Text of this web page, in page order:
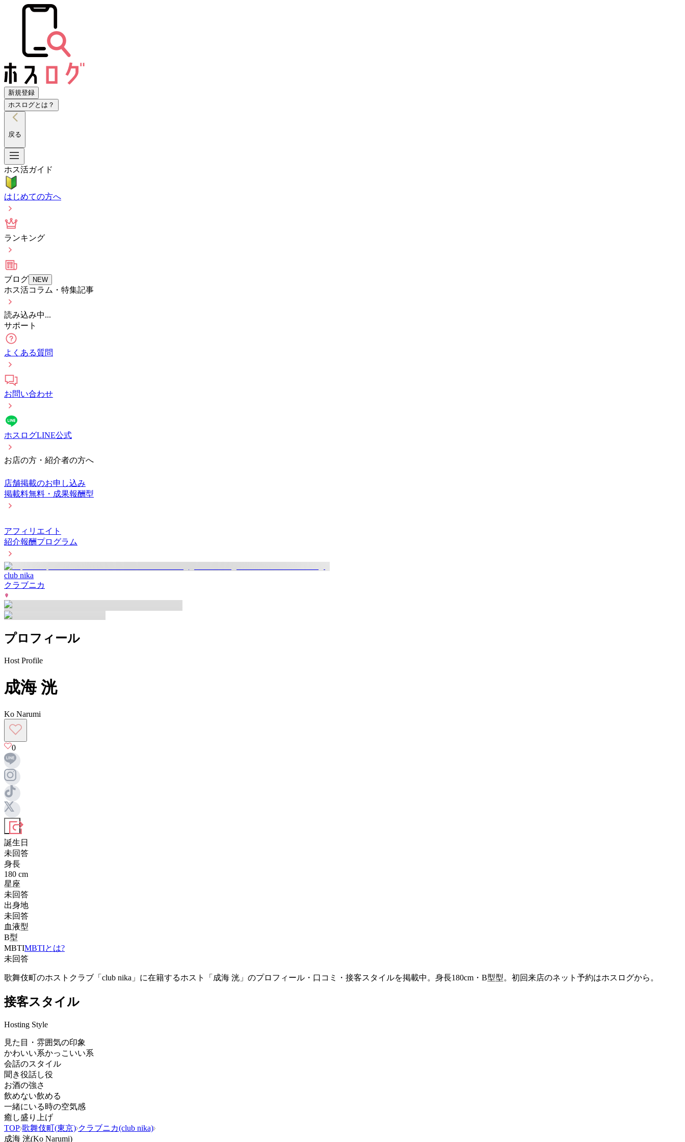
新規登録
ホスログとは？
戻る
ホス活ガイド
はじめての方へ
ランキング
ブログ NEW
ホス活コラム・特集記事
読み込み中...
サポート
よくある質問
お問い合わせ
ホスログLINE公式
お店の方・紹介者の方へ
店舗掲載のお申し込み
掲載料無料・成果報酬型
アフィリエイト
紹介報酬プログラム
club nika
クラブニカ
プロフィール
Host Profile
成海 洸
Ko Narumi
0
誕生日
未回答
身長
180 cm
星座
未回答
出身地
未回答
血液型
B型
MBTIMBTIとは?
未回答
歌舞伎町のホストクラブ「club nika」に在籍するホスト「成海 洸」のプロフィール・口コミ・接客スタイルを掲載中。身長180cm・B型型。初回来店のネット予約はホスログから。
接客スタイル
Hosting Style
見た目・雰囲気の印象
かわいい系かっこいい系
会話のスタイル
聞き役話し役
お酒の強さ
飲めない飲める
一緒にいる時の空気感
癒し盛り上げ
TOP 歌舞伎町(東京) クラブニカ(club nika)
成海 洸(Ko Narumi)